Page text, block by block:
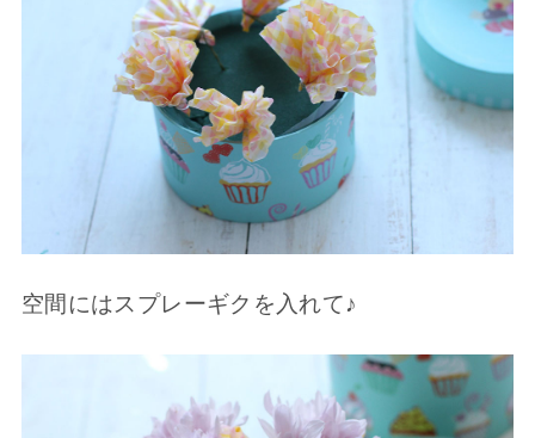
空間にはスプレーギクを入れて♪